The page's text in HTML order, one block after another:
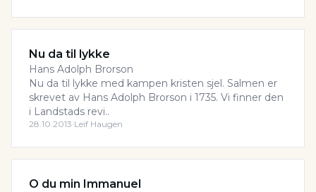
Nu da til lykke
Hans Adolph Brorson
Nu da til lykke med kampen kristen sjel. Salmen er
skrevet av Hans Adolph Brorson i 1735. Vi finner den
i Landstads revi..
28.10.2013·Leif Haugen
O du min Immanuel